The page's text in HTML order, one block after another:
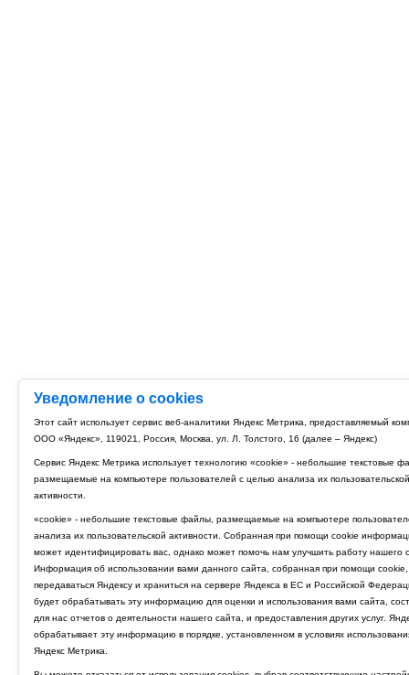
Уведомление о cookies
Этот сайт использует сервис веб-аналитики Яндекс Метрика, предоставляемый
ООО «Яндекс», 119021, Россия, Москва, ул. Л. Толстого, 16 (далее – Яндекс)
Сервис Яндекс Метрика использует технологию «cookie» - небольшие текстовые
размещаемые на компьютере пользователей с целью анализа их пользовательской
активности.
«cookie» - небольшие текстовые файлы, размещаемые на компьютере
анализа их пользовательской активности. Собранная при помощи cookie
может идентифицировать вас, однако может помочь нам улучшить работу нашего
Информация об использовании вами данного сайта, собранная при помощи cookie,
передаваться Яндексу и храниться на сервере Яндекса в ЕС и Российской
будет обрабатывать эту информацию для оценки и использования вами сайта,
для нас отчетов о деятельности нашего сайта, и предоставления других услуг.
обрабатывает эту информацию в порядке, установленном в условиях
Яндекс Метрика.